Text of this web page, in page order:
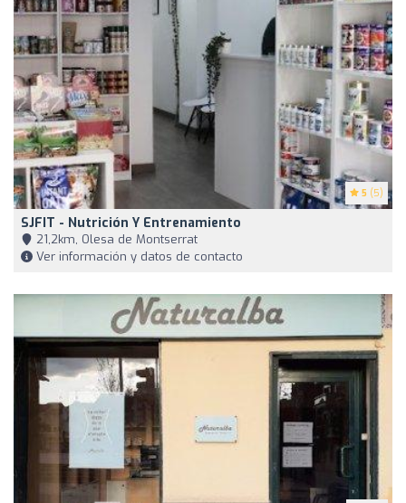
5 (5)
SJFIT - Nutrición Y Entrenamiento
21,2km, Olesa de Montserrat
Ver información y datos de contacto